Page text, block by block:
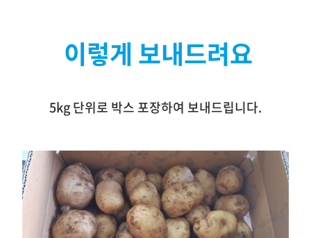
이렇게 보내드려요
5kg 단위로 박스 포장하여 보내드립니다.